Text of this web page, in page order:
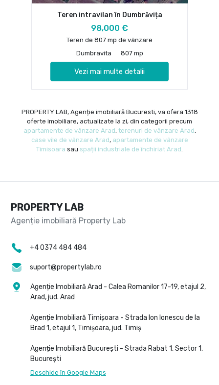
Teren intravilan în Dumbrăvița
98,000 €
Teren de 807 mp de vânzare
Dumbravita
807 mp
Vezi mai multe detalii
PROPERTY LAB, Agenție imobiliară Bucuresti, va ofera 1318
oferte imobiliare, actualizate la zi, din categorii precum
apartamente de vânzare Arad, terenuri de vânzare Arad,
case vile de vânzare Arad, apartamente de vânzare
Timisoara sau spații industriale de închiriat Arad
PROPERTY LAB
+4 0374 484 484
suport@propertylab.ro
Agenție Imobiliară Arad - Calea Romanilor 17-19, etajul 2,
Arad, jud. Arad
Agenție Imobiliară Timișoara - Strada Ion Ionescu de la
Brad 1, etajul 1, Timișoara, jud. Timiș
Agenție Imobiliară București - Strada Rabat 1, Sector 1,
București
Deschide în Google Maps